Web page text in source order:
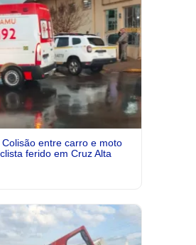
entre carro e moto
ferido em Cruz Alta